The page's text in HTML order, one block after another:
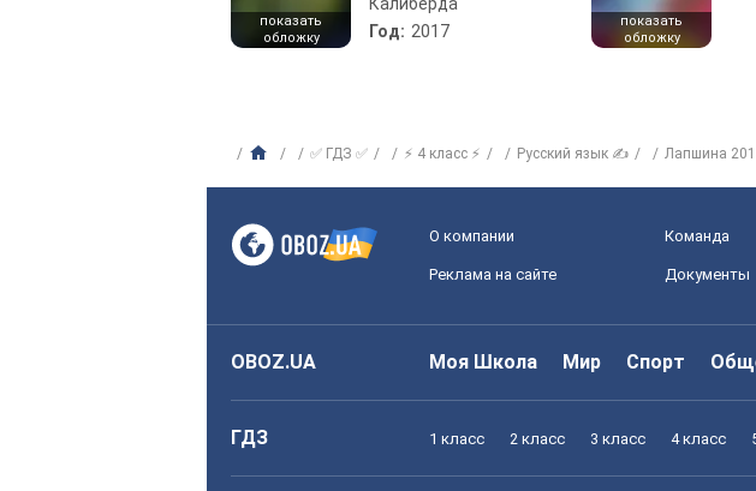
показать
обложку
Год: 2017
показать
обложку
✅ ГДЗ ✅ ⚡ 4 класс ⚡ Русский язык ✍ Лапшина
О компании Команда
Реклама на сайте Документы
OBOZ.UA Моя Школа Мир Спорт
ГДЗ 1 класс 2 класс 3 класс 4 класс